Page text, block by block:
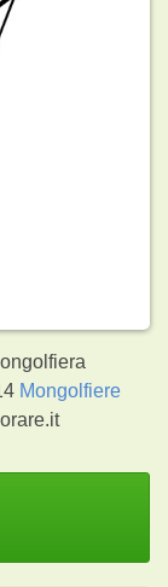
Mongolfiere